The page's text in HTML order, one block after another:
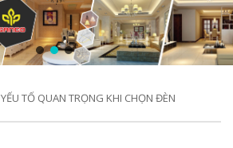
YẾU TỐ QUAN TRỌNG KHI CHỌN ĐÈN